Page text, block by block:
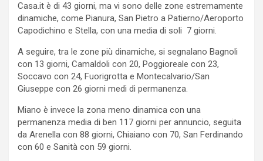
Casa.it è di 43 giorni, ma vi sono delle zone estremamente
dinamiche, come Pianura, San Pietro a Patierno/Aeroporto
Capodichino e Stella, con una media di soli 7 giorni.
A seguire, tra le zone più dinamiche, si segnalano Bagnoli
con 13 giorni, Camaldoli con 20, Poggioreale con 23,
Soccavo con 24, Fuorigrotta e Montecalvario/San
Giuseppe con 26 giorni medi di permanenza.
Miano è invece la zona meno dinamica con una
permanenza media di ben 117 giorni per annuncio, seguita
da Arenella con 88 giorni, Chiaiano con 70, San Ferdinando
con 60 e Sanità con 59 giorni.